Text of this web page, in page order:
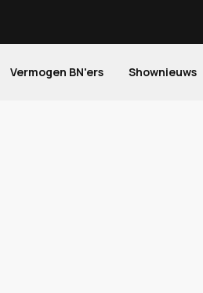
Vermogen BN'ers Shownieuws